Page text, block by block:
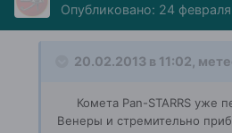
Опубликовано: 24
20.02.2013 в 11:02,
Комета Pan-STARRS уже
Венеры и стремительно